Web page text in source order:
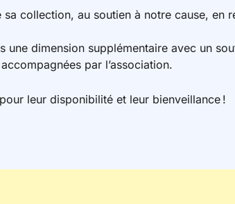
collection, au soutien à notre cause, en
une dimension supplémentaire avec un
par l’association.
leur disponibilité et leur bienveillance !